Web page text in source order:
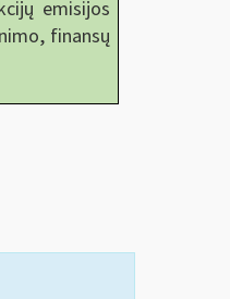
emisijos
finansų